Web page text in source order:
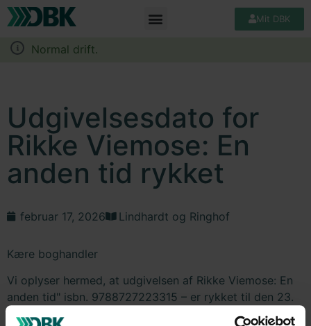
Mit DBK
Normal drift.
Udgivelsesdato for
Rikke Viemose: En
anden tid rykket
februar 17, 2026 Lindhardt og Ringhof
Kære boghandler
Vi oplyser hermed, at udgivelsen af Rikke Viemose: En
anden tid" isbn. 9788727223315 – er rykket til den 23.
februar.